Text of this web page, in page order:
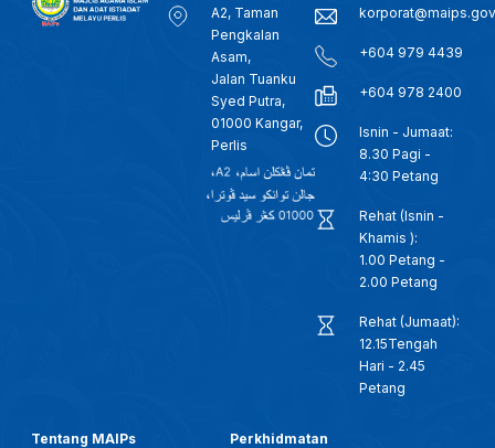
A2, Taman
Pengkalan
Asam,
Jalan Tuanku
Syed Putra,
01000 Kangar,
Perlis
+604 979 4439
+604 978 2400
Isnin - Jumaat:
8.30 Pagi -
4:30 Petang
Rehat (Isnin -
Khamis ):
1.00 Petang -
2.00 Petang
Rehat (Jumaat):
12.15Tengah
Hari - 2.45
Petang
Tentang MAIPs
Perkhidmatan